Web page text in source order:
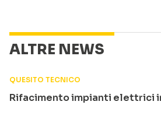
ALTRE NEWS
QUESITO TECNICO
Rifacimento impianti elettrici